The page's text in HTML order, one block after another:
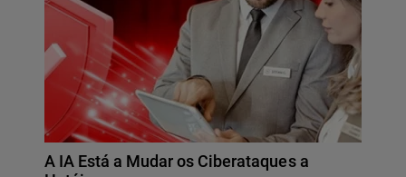
A IA Está a Mudar os Ciberataques a